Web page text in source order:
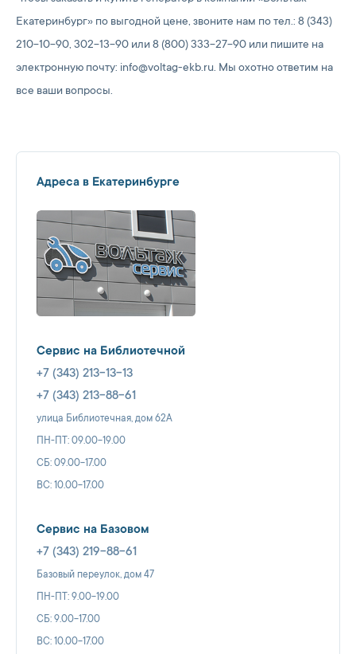
Екатеринбург» по выгодной цене, звоните нам по тел.: 8 (343)
210-10-90, 302-13-90 или 8 (800) 333-27-90 или пишите на
электронную почту: info@voltag-ekb.ru. Мы охотно ответим на
все ваши вопросы.
Адреса в Екатеринбурге
Сервис на Библиотечной
+7 (343) 213-13-13
+7 (343) 213-88-61
улица Библиотечная, дом 62А
ПН-ПТ: 09.00-19.00
СБ: 09.00-17.00
ВС: 10.00-17.00
Сервис на Базовом
+7 (343) 219-88-61
Базовый переулок, дом 47
ПН-ПТ: 9.00-19.00
СБ: 9.00-17.00
ВС: 10.00-17.00